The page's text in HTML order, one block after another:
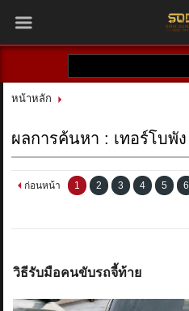
หน้าหลัก
หน้าหลัก
ผลการค้นหา : เทอร์โบพัง
ก่อนหน้า 1 2 3 4 5 6
วิธีรับมือคนขับรถจี้ท้าย